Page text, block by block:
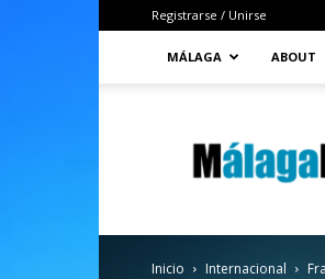
Registrarse / Unirse
MÁLAGA ABOUT
Inicio Internacional